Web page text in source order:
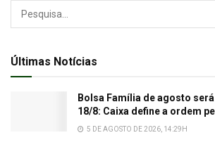
Últimas Notícias
Bolsa Família de agosto
18/8: Caixa define a ordem
5 DE AGOSTO DE 2026, 14:29H